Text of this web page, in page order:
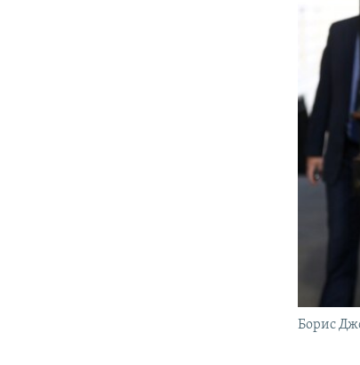
Борис